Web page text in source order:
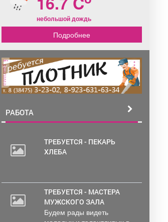
небольшой дождь
Подробнее
реклама
РАБОТА
ТРЕБУЕТСЯ - ПЕКАРЬ
ХЛЕБА
ТРЕБУЕТСЯ - МАСТЕРА
МУЖСКОГО ЗАЛА
Будем рады видеть